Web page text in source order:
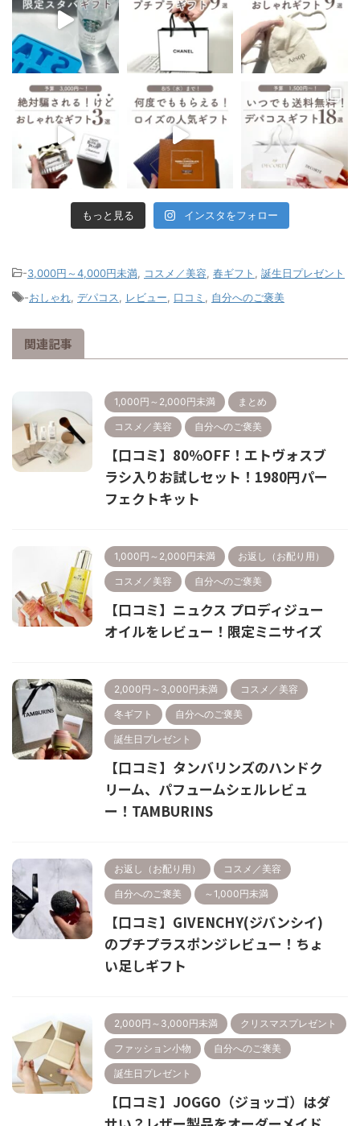
もっと見る インスタをフォロー
-3,000円～4,000円未満, コスメ／美容, 春ギフト , 誕生日プレゼント
-おしゃれ, デパコス, レビュー, 口コミ , 自分へのご褒美
関連記事
1,000円～2,000円未満 まとめ
コスメ／美容 自分へのご褒美
【口コミ】80％OFF！エトヴォスブ
ラシ入りお試しセット！1980円パー
フェクトキット
1,000円～2,000円未満 お返し（お配り用）
コスメ／美容 自分へのご褒美
【口コミ】ニュクス プロディジュー
オイルをレビュー！限定ミニサイズ
2,000円～3,000円未満 コスメ／美容
冬ギフト 自分へのご褒美
誕生日プレゼント
【口コミ】タンバリンズのハンドク
リーム、パフュームシェルレビュ
ー！TAMBURINS
お返し（お配り用） コスメ／美容
自分へのご褒美 ～1,000円未満
【口コミ】GIVENCHY(ジバンシイ)
のプチプラスポンジレビュー！ちょ
い足しギフト
2,000円～3,000円未満 クリスマスプレゼント
ファッション小物 自分へのご褒美
誕生日プレゼント
【口コミ】JOGGO（ジョッゴ）はダ